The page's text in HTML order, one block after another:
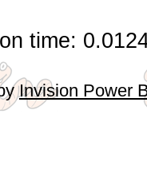
time:
Invision Power